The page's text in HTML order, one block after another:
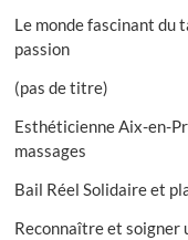
Le monde fascinant du
passion
(pas de titre)
Esthéticienne Aix-en-
massages
Bail Réel Solidaire et
Reconnaître et soigner